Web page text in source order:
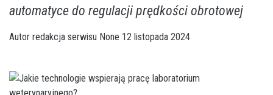
automatyce do regulacji prędkości obrotowej
Autor redakcja serwisu None 12 listopada 2024